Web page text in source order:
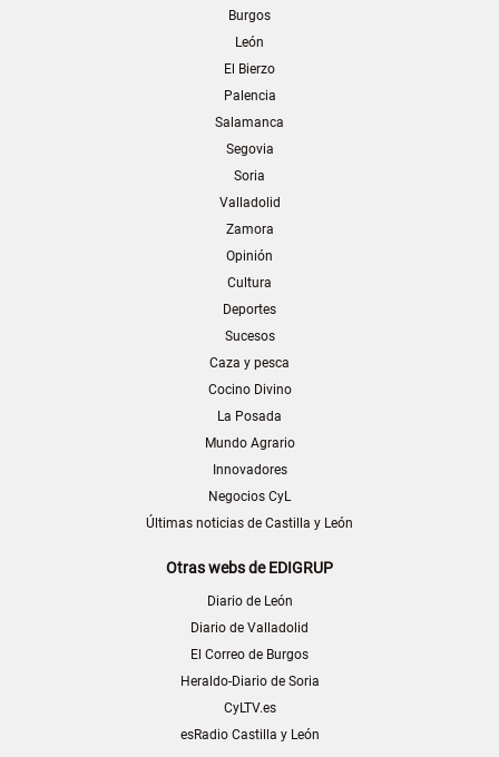
Burgos
León
El Bierzo
Palencia
Salamanca
Segovia
Soria
Valladolid
Zamora
Opinión
Cultura
Deportes
Sucesos
Caza y pesca
Cocino Divino
La Posada
Mundo Agrario
Innovadores
Negocios CyL
Últimas noticias de Castilla y León
Otras webs de EDIGRUP
Diario de León
Diario de Valladolid
El Correo de Burgos
Heraldo-Diario de Soria
CyLTV.es
esRadio Castilla y León